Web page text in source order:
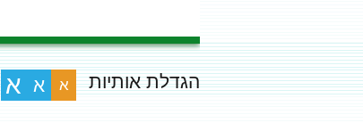
הגדלת אותיות א א א